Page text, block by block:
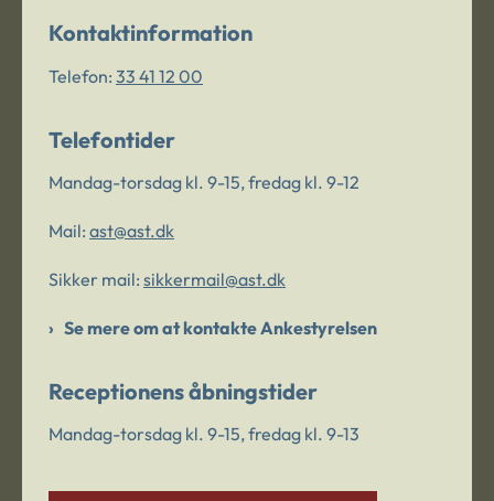
Kontaktinformation
Telefon: 33 41 12 00
Telefontider
Mandag-torsdag kl. 9-15, fredag kl. 9-12
Mail: ast@ast.dk
Sikker mail: sikkermail@ast.dk
Se mere om at kontakte Ankestyrelsen
Receptionens åbningstider
Mandag-torsdag kl. 9-15, fredag kl. 9-13